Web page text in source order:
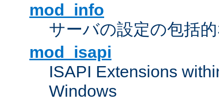
mod_info
サーバの設定の包括
mod_isapi
ISAPI Extensions
Windows